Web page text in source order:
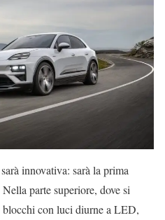
innovativa: sarà la prima
parte superiore, dove si
con luci diurne a LED,